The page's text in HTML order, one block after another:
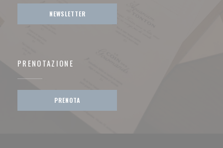
NEWSLETTER
PRENOTAZIONE
PRENOTA